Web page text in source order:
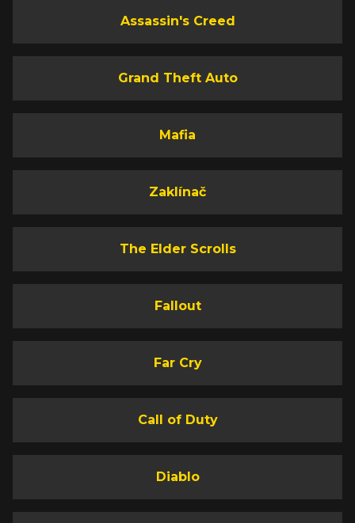
Assassin's Creed
Grand Theft Auto
Mafia
Zaklínač
The Elder Scrolls
Fallout
Far Cry
Call of Duty
Diablo